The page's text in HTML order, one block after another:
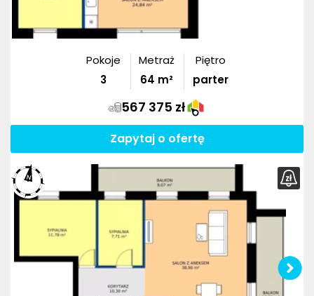
Pokoje
3
Metraż
64 m²
Piętro
parter
567 375 zł
Zapytaj o ofertę